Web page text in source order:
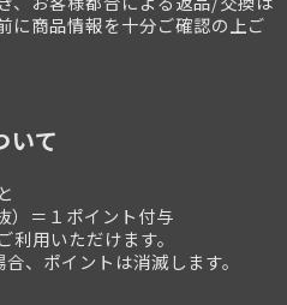
に商品情報を十分ご確認の上ご
いて
）＝１ポイント付与
利用いただけます。
、ポイントは消滅します。